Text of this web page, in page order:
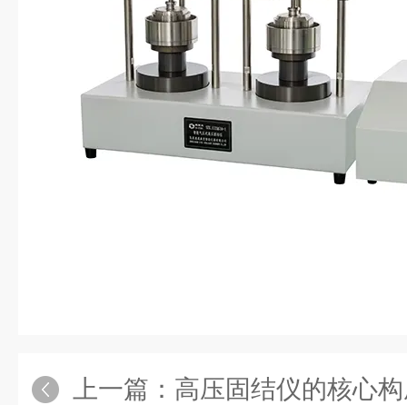
上一篇： 高压固结仪的核心